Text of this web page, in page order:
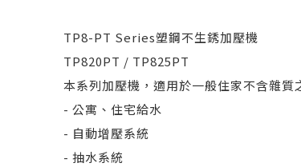
TP8-PT Series塑鋼不生銹加壓機
TP820PT / TP825PT
本系列加壓機，適用於一般住家不含雜質
- 公寓、住宅給水
- 自動增壓系統
- 抽水系統